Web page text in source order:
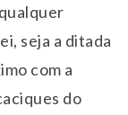
seja a ditada
com a
do